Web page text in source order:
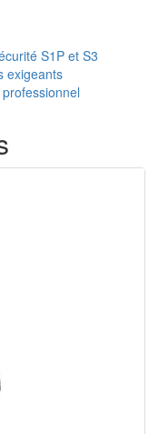
S1P et S3
exigeants